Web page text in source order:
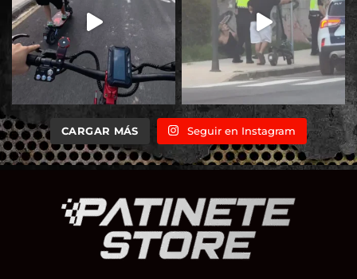
CARGAR MÁS Seguir en Instagram